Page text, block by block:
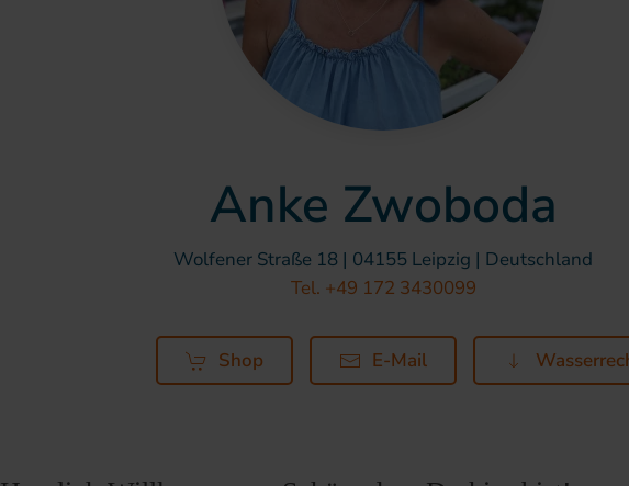
Anke Zwoboda
Wolfener Straße 18 | 04155 Leipzig | Deutschland
Tel. +49 172 3430099
Shop E-Mail